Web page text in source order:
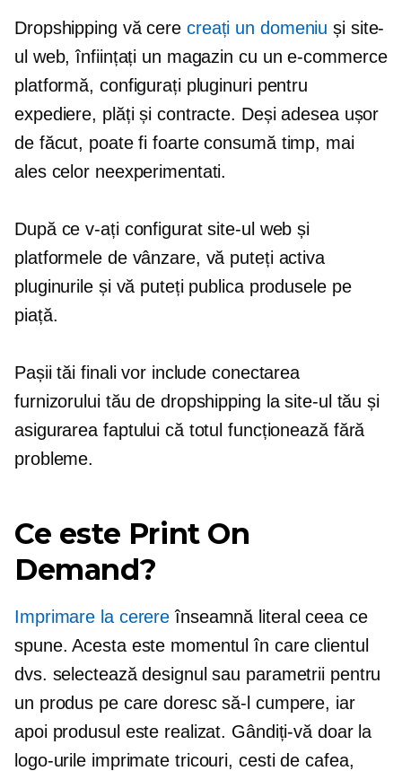
Dropshipping vă cere creați un domeniu și site-
ul web, înființați un magazin cu une-commerce
platformă, configurați pluginuri pentru
expediere, plăți și contracte. Deși adesea ușor
de făcut, poate fi foarteconsumă timp, mai
ales celor neexperimentati.
După ce v-ați configurat site-ul web și
platformele de vânzare, vă puteți activa
pluginurile și vă puteți publica produsele pe
piață.
Pașii tăi finali vor include conectarea
furnizorului tău de dropshipping la site-ul tău și
asigurarea faptului că totul funcționează fără
probleme.
Ce este Print On
Demand?
Imprimare la cerere înseamnă literal ceea ce
spune. Acesta este momentul în care clientul
dvs. selectează designul sau parametrii pentru
un produs pe care doresc să-l cumpere, iar
apoi produsul este realizat. Gândiți-vă doar la
logo-urile imprimate tricouri, cesti de cafea,